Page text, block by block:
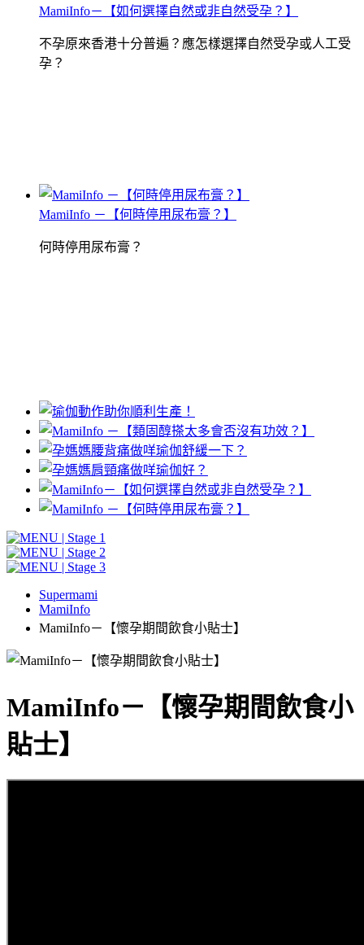
MamiInfo－【如何選擇自然或非自然受孕？】
不孕原來香港十分普遍？應怎樣選擇自然受孕或人工受
孕？
MamiInfo －【何時停用尿布膏？】
何時停用尿布膏？
Supermami
MamiInfo
MamiInfo－【懷孕期間飲食小貼士】
MamiInfo－【懷孕期間飲食小
貼士】